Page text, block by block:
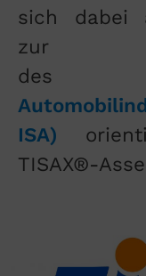
sich dabei
zur
des
ISA)
TISAX®-